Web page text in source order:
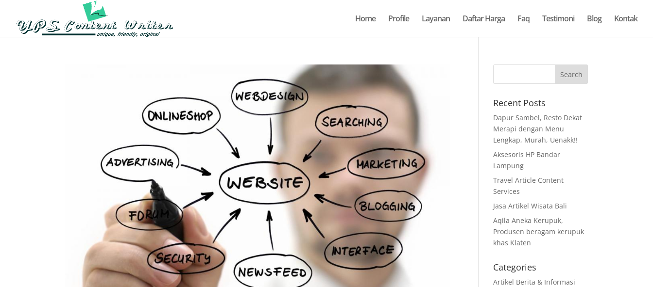
Home Profile Layanan Daftar Harga Faq Testimoni Blog Kontak
Recent Posts
Dapur Sambel, Resto Dekat
Merapi dengan Menu
Lengkap, Murah, Uenakk!!
Aksesoris HP Bandar
Lampung
Travel Article Content
Services
Jasa Artikel Wisata Bali
Aqila Aneka Kerupuk,
Produsen beragam kerupuk
khas Klaten
Categories
Artikel Berita & Informasi